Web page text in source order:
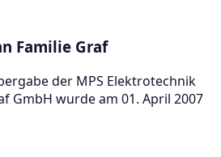
Familie Graf
der MPS Elektrotechnik
GmbH wurde am 01. April 2007